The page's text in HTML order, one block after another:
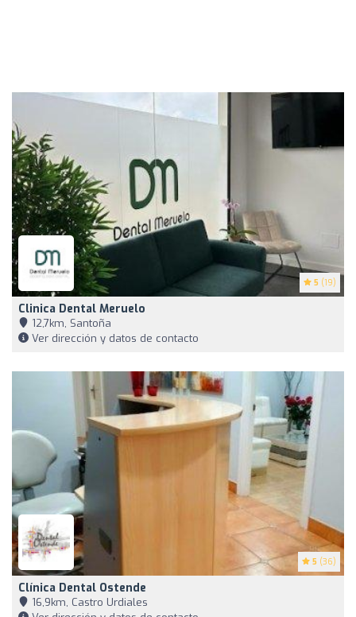
5 (19)
Clinica Dental Meruelo
12,7km, Santoña
Ver dirección y datos de contacto
5 (36)
Clínica Dental Ostende
16,9km, Castro Urdiales